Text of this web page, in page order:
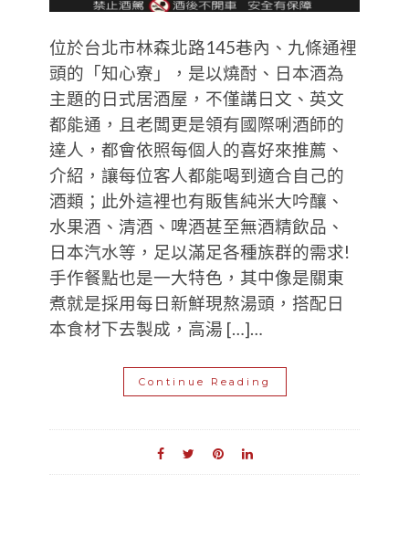
位於台北市林森北路145巷內、九條通裡
頭的「知心寮」，是以燒酎、日本酒為
主題的日式居酒屋，不僅講日文、英文
都能通，且老闆更是領有國際唎酒師的
達人，都會依照每個人的喜好來推薦、
介紹，讓每位客人都能喝到適合自己的
酒類；此外這裡也有販售純米大吟釀、
水果酒、清酒、啤酒甚至無酒精飲品、
日本汽水等，足以滿足各種族群的需求!
手作餐點也是一大特色，其中像是關東
煮就是採用每日新鮮現熬湯頭，搭配日
本食材下去製成，高湯 […]…
Continue Reading